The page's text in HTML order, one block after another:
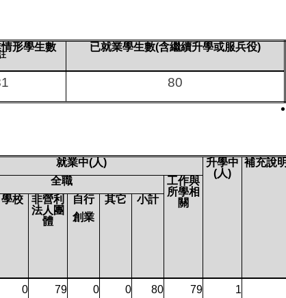
形學生數 已就業學生數(含繼續升學或服兵役)
80
就業中(人)
升學中
(人)
補充說明
全職
工作與
所學相
關
學校
非營利
法人團
體
自行
創業
其它 小計
0 79 0 0 80 79 1